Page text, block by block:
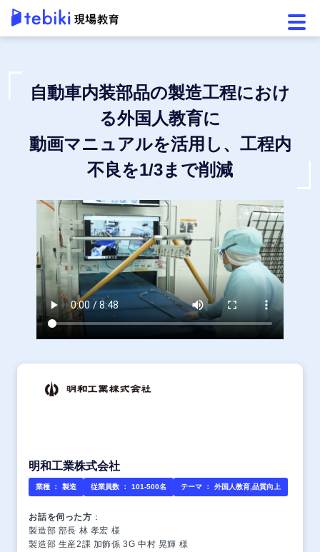
自動車内装部品の製造工程におけ
る外国人教育に
動画マニュアルを活用し、工程内
不良を1/3まで削減
明和工業株式会社
業種 ： 製造 従業員数 ： 101-500名 テーマ ： 外国人教育,品質向上
お話を伺った方 ：
製造部 部長 林 孝宏 様
製造部 生産2課 加飾係 3G 中村 晃輝 様